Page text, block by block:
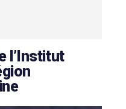
l’Institut